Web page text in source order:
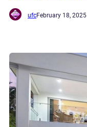
ufcFebruary 18, 2025